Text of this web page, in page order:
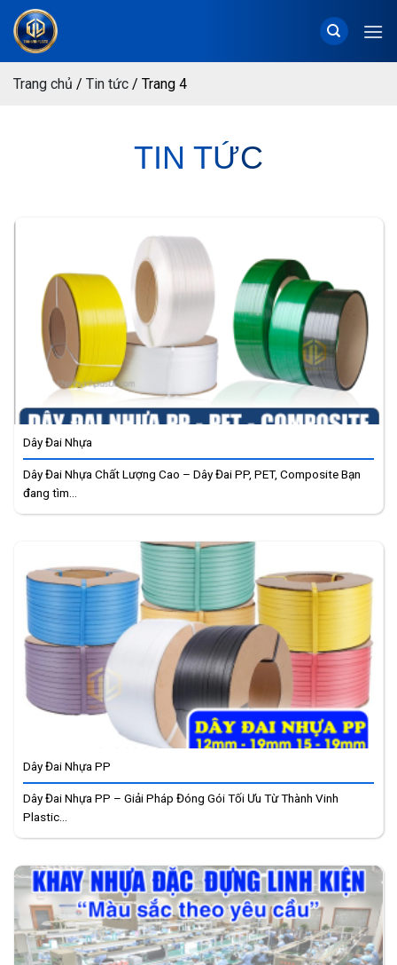
Chuyển
đến
dungTrang chủ / Tin tức / Trang 4
TIN TỨC
Dây Đai Nhựa
Dây Đai Nhựa Chất Lượng Cao – Dây Đai PP, PET, Composite Bạn
đang tìm...
Dây Đai Nhựa PP
Dây Đai Nhựa PP – Giải Pháp Đóng Gói Tối Ưu Từ Thành Vinh
Plastic...